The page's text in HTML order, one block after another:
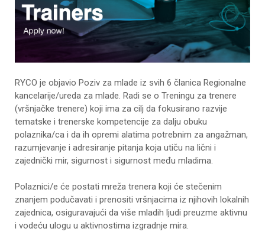
RYCO je objavio Poziv za mlade iz svih 6 članica Regionalne
kancelarije/ureda za mlade. Radi se o Treningu za trenere
(vršnjačke trenere) koji ima za cilj da fokusirano razvije
tematske i trenerske kompetencije za dalju obuku
polaznika/ca i da ih opremi alatima potrebnim za angažman,
razumjevanje i adresiranje pitanja koja utiču na lični i
zajednički mir, sigurnost i sigurnost među mladima.
Polaznici/e će postati mreža trenera koji će stečenim
znanjem podučavati i prenositi vršnjacima iz njihovih lokalnih
zajednica, osiguravajući da više mladih ljudi preuzme aktivnu
i vodeću ulogu u aktivnostima izgradnje mira.